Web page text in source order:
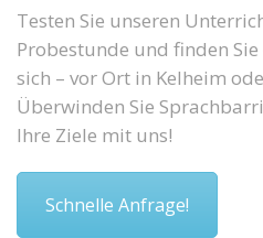
Testen Sie unseren
Probestunde und finden
sich – vor Ort in Kelheim
Überwinden Sie
Ihre Ziele mit uns!
Schnelle Anfrage!